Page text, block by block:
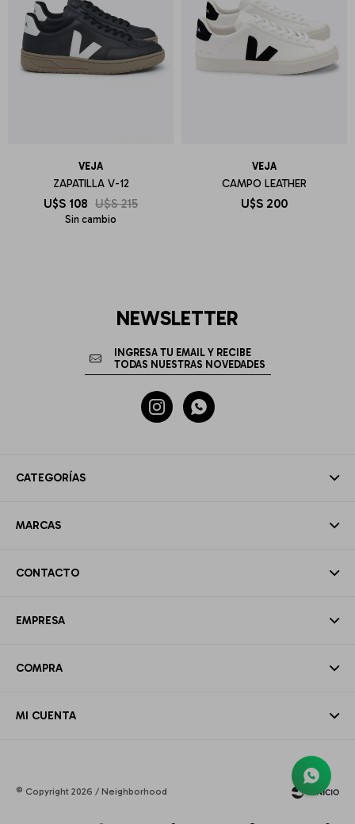
VEJA
ZAPATILLA V-12
U$S 108 U$S 215
Sin cambio
VEJA
CAMPO LEATHER
U$S 200
CATEGORÍAS
MARCAS
CONTACTO
EMPRESA
COMPRA
MI CUENTA
NEWSLETTER
 
© Copyright 2026 / Neighborhood